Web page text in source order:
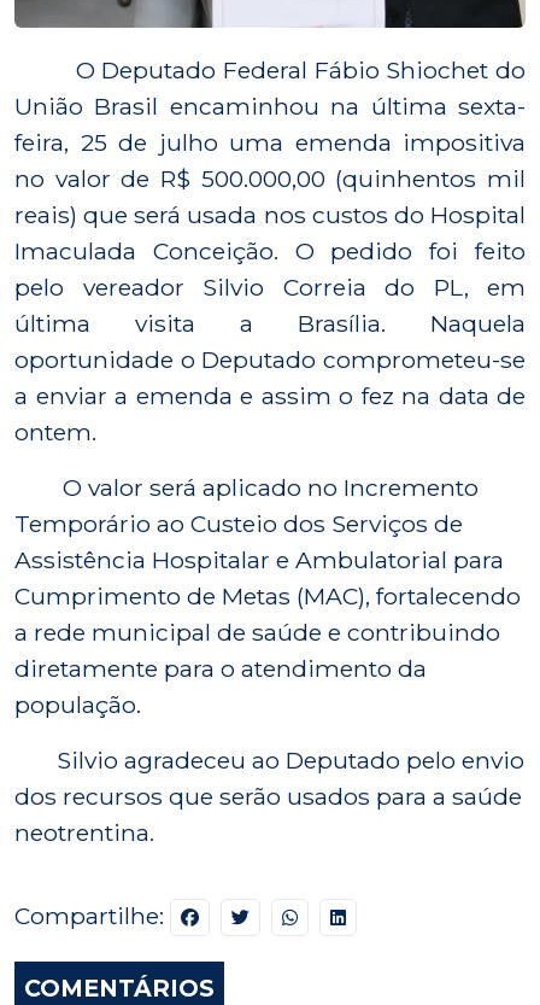
O Deputado Federal Fábio Shiochet do
União Brasil encaminhou na última sexta-
feira, 25 de julho uma emenda impositiva
no valor de R$ 500.000,00 (quinhentos mil
reais) que será usada nos custos do Hospital
Imaculada Conceição. O pedido foi feito
pelo vereador Silvio Correia do PL, em
última visita a Brasília. Naquela
oportunidade o Deputado comprometeu-se
a enviar a emenda e assim o fez na data de
ontem.
O valor será aplicado no Incremento
Temporário ao Custeio dos Serviços de
Assistência Hospitalar e Ambulatorial para
Cumprimento de Metas (MAC), fortalecendo
a rede municipal de saúde e contribuindo
diretamente para o atendimento da
população.
Silvio agradeceu ao Deputado pelo envio
dos recursos que serão usados para a saúde
neotrentina.
Compartilhe:
COMENTÁRIOS